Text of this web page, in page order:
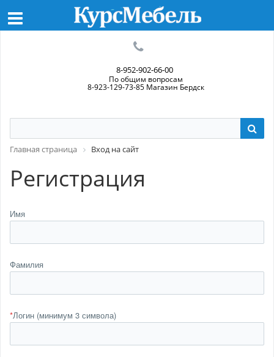
8-952-902-66-00
По общим вопросам
8-923-129-73-85 Магазин Бердск
Главная страница Вход на сайт
Регистрация
Имя
Фамилия
*Логин (минимум 3 символа)